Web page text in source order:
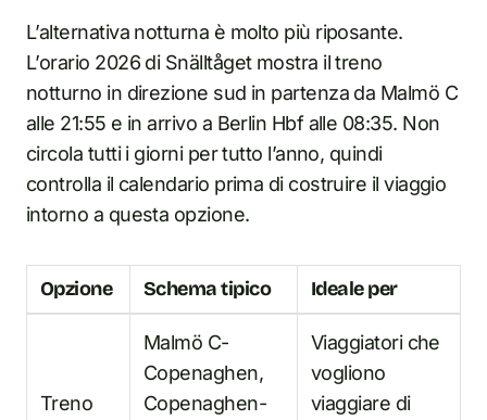
L’alternativa notturna è molto più riposante.
L’orario 2026 di Snälltåget mostra il treno
notturno in direzione sud in partenza da Malmö C
alle 21:55 e in arrivo a Berlin Hbf alle 08:35. Non
circola tutti i giorni per tutto l’anno, quindi
controlla il calendario prima di costruire il viaggio
intorno a questa opzione.
Opzione Schema tipico Ideale per
Treno
Malmö C-
Copenaghen,
Copenaghen-
Viaggiatori che
vogliono
viaggiare di